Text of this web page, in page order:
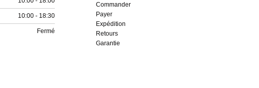
10:00 - 18:30
Fermé
Commander
Payer
Expédition
Retours
Garantie